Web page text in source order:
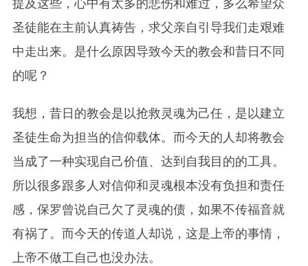
提及这些，心中有太多的悲伤和难过，多么希望众
圣徒能在主前认真祷告，求父亲自引导我们走艰难
中走出来。是什么原因导致今天的教会和昔日不同
的呢？
我想，昔日的教会是以抢救灵魂为己任，是以建立
圣徒生命为担当的信仰载体。而今天的人却将教会
当成了一种实现自己价值、达到自我目的的工具。
所以很多跟多人对信仰和灵魂根本没有负担和责任
感，保罗曾说自己欠了灵魂的债，如果不传福音就
有祸了。而今天的传道人却说，这是上帝的事情，
上帝不做工自己也没办法。